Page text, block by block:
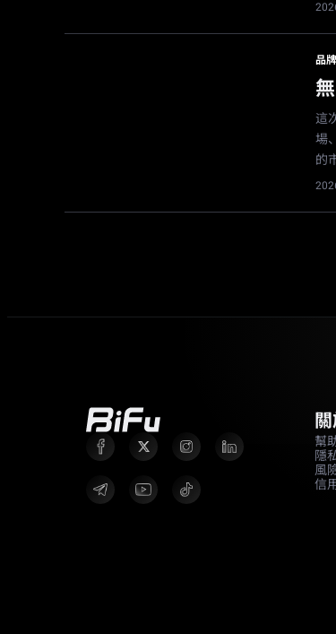
品
這
場
的
幫
隱
風
信